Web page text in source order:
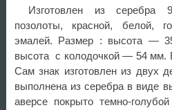
Изготовлен из серебра
позолоты, красной, белой,
эмалей. Размер : высота —
высота с колодочкой — 54 мм.
Сам знак изготовлен из двух
выполнена из серебра в виде
аверсе покрыто темно-